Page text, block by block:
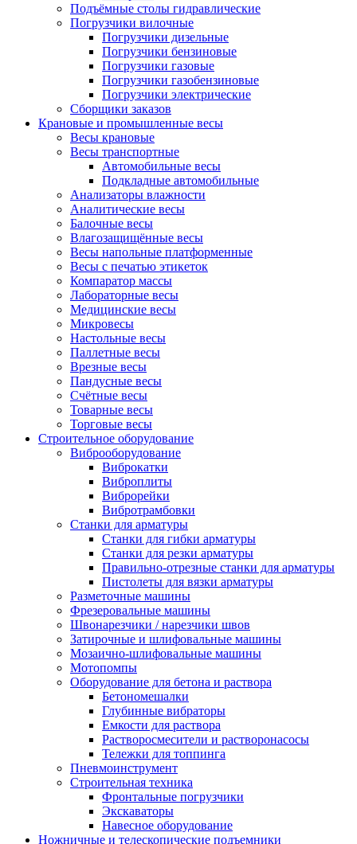
Подъёмные столы гидравлические
Погрузчики вилочные
Погрузчики дизельные
Погрузчики бензиновые
Погрузчики газовые
Погрузчики газобензиновые
Погрузчики электрические
Сборщики заказов
Крановые и промышленные весы
Весы крановые
Весы транспортные
Автомобильные весы
Подкладные автомобильные
Анализаторы влажности
Аналитические весы
Балочные весы
Влагозащищённые весы
Весы напольные платформенные
Весы с печатью этикеток
Компаратор массы
Лабораторные весы
Медицинские весы
Микровесы
Настольные весы
Паллетные весы
Врезные весы
Пандусные весы
Счётные весы
Товарные весы
Торговые весы
Строительное оборудование
Виброоборудование
Виброкатки
Виброплиты
Виброрейки
Вибротрамбовки
Станки для арматуры
Станки для гибки арматуры
Станки для резки арматуры
Правильно-отрезные станки для арматуры
Пистолеты для вязки арматуры
Разметочные машины
Фрезеровальные машины
Швонарезчики / нарезчики швов
Затирочные и шлифовальные машины
Мозаично-шлифовальные машины
Мотопомпы
Оборудование для бетона и раствора
Бетономешалки
Глубинные вибраторы
Емкости для раствора
Растворосмесители и растворонасосы
Тележки для топпинга
Пневмоинструмент
Строительная техника
Фронтальные погрузчики
Экскаваторы
Навесное оборудование
Ножничные и телескопические подъемники